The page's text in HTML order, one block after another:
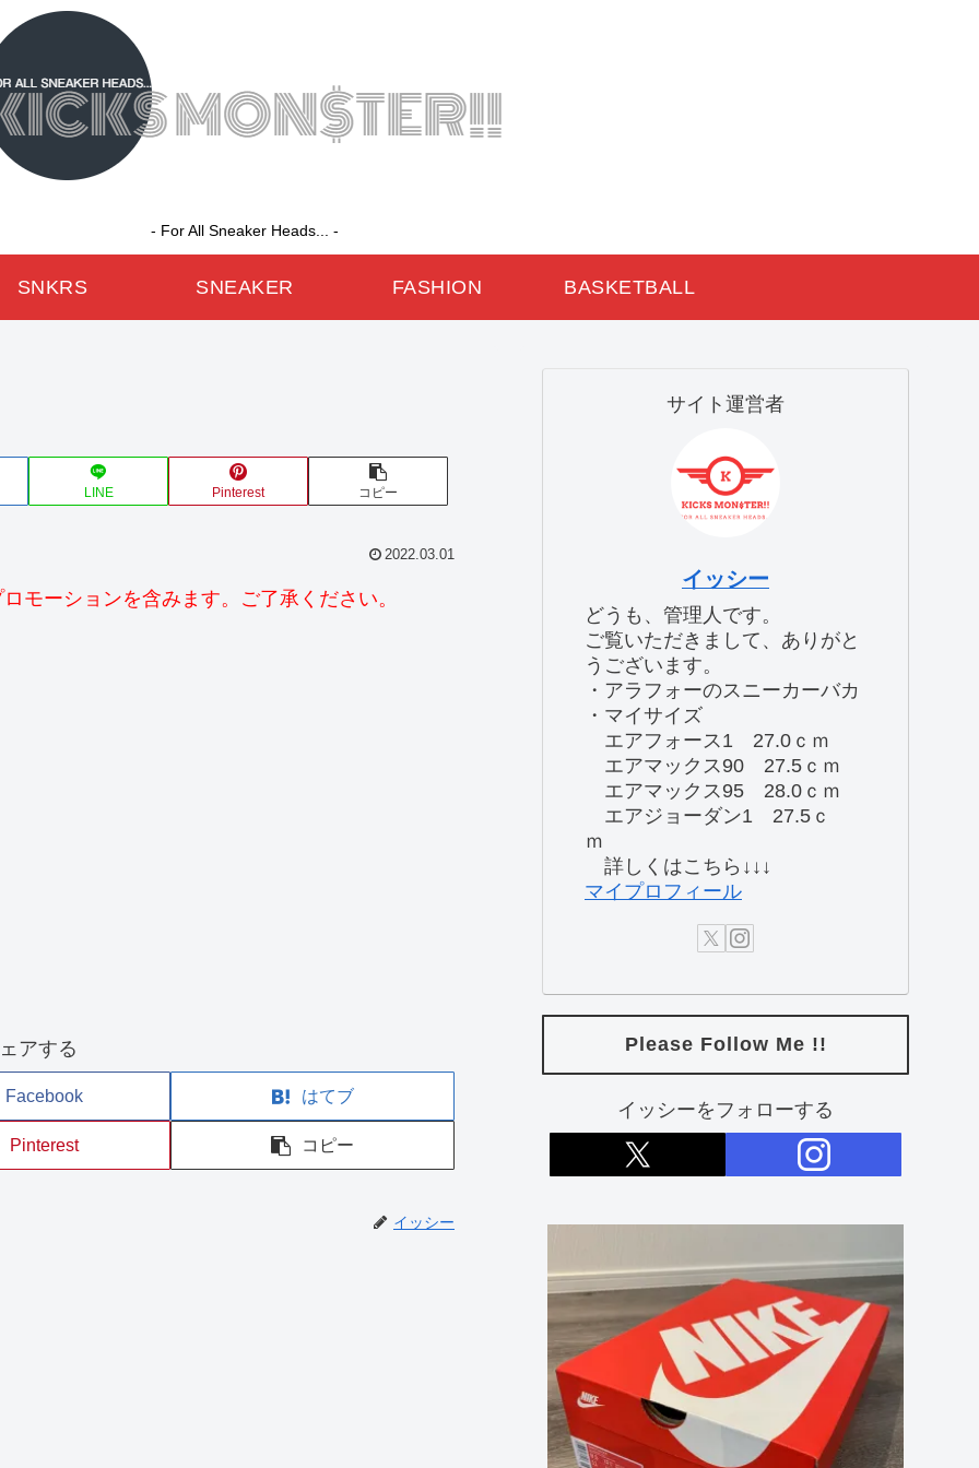
- For All Sneaker Heads... -
SNKRS SNEAKER FASHION BASKETBALL
LINE Pinterest コピー
2022.03.01
モーションを含みます。ご了承ください。
アする
Facebook はてブ
Pinterest コピー
イッシー
サイト運営者
イッシー
どうも、管理人です。
ご覧いただきまして、ありがと
うございます。
・アラフォーのスニーカーバカ
・マイサイズ
エアフォース1 27.0ｃｍ
エアマックス90 27.5ｃｍ
エアマックス95 28.0ｃｍ
エアジョーダン1 27.5ｃ
ｍ
詳しくはこちら↓↓↓
マイプロフィール
Please Follow Me !!
イッシーをフォローする